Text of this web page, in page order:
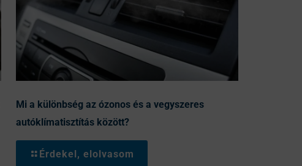
Mi a különbség az ózonos és a vegyszeres
autóklímatisztítás között?
Érdekel, elolvasom